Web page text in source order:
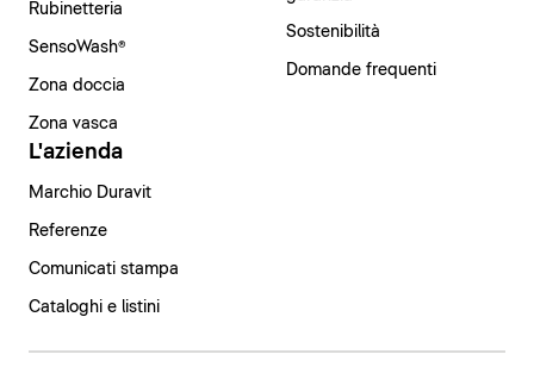
Rubinetteria
SensoWash®
Zona doccia
Zona vasca
Sostenibilità
Domande frequenti
L'azienda
Marchio Duravit
Referenze
Comunicati stampa
Cataloghi e listini